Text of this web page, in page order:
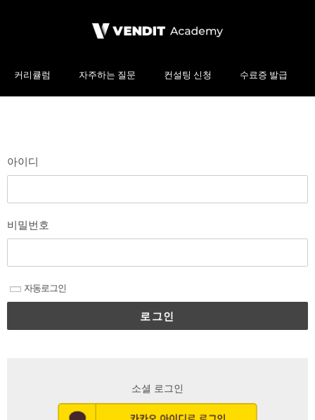
커리큘럼 자주하는 질문 컨설팅 신청 수료증 발급
아이디
비밀번호
자동로그인
로그인
소셜 로그인